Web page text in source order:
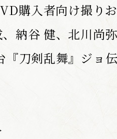
購入者向け撮り
、納谷 健、北川尚
『刀剣乱舞』ジ